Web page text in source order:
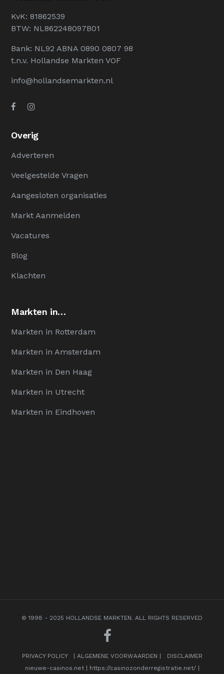
KvK: 81862539
BTW: NL862248097B01
Bank: NL92 ABNA 0890 0807 98
t.n.v. Hollandse Markten VOF
info@hollandsemarkten.nl
Overig
Adverteren
Veelgestelde Vragen
Aangesloten organisaties
Markt Aanmelden
Vacatures
Blog
Klachten
Markten in…
Markten in Rotterdam
Markten in Amsterdam
Markten in Den Haag
Markten in Utrecht
Markten in Eindhoven
© 1998 - 2025 HOLLANDSE MARKTEN. ALL RIGHTS RESERVED
PRIVACY POLICY | ALGEMENE VOORWAARDEN |
DISCLAIMER
nieuwe-casinos.net| https://casinozonderregistratie.net/|